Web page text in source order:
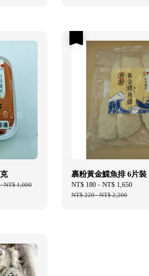
NT$ 1,000
裹粉黃金鰈魚排 6片裝
Sale
price
NT$ 180 - NT$ 1,650
NT$ 220-NT$ 2,200